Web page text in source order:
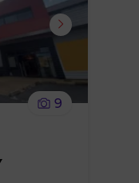
ou
le
9